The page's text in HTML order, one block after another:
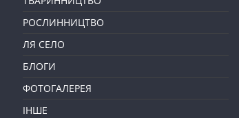
РОСЛИННИЦТВО
ЛЯ СЕЛО
БЛОГИ
ФОТОГАЛЕРЕЯ
ІНШЕ